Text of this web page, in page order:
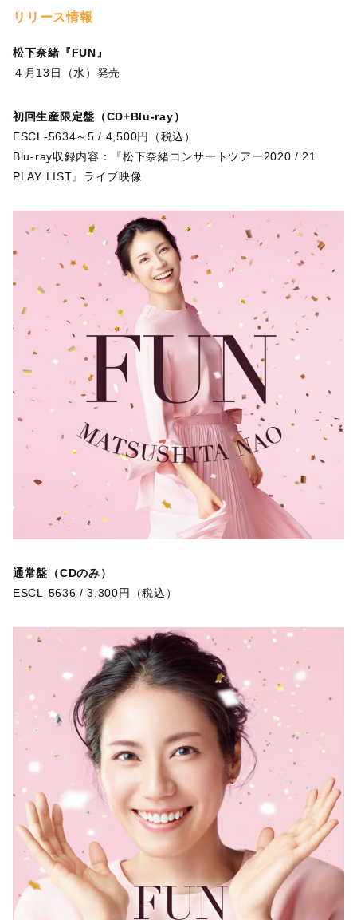
リリース情報
松下奈緒『FUN』
４月13日（水）発売
初回生産限定盤（CD+Blu-ray）
ESCL-5634～5 / 4,500円（税込）
Blu-ray収録内容：『松下奈緒コンサートツアー2020 / 21
PLAY LIST』ライブ映像
通常盤（CDのみ）
ESCL-5636 / 3,300円（税込）